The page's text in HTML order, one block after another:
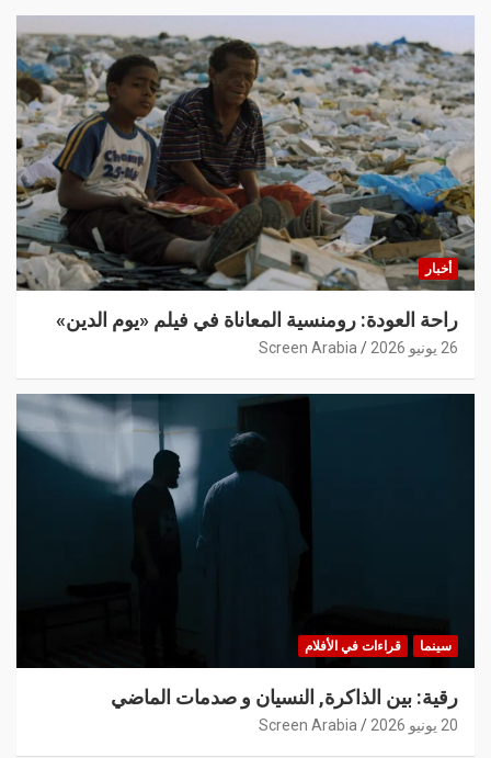
أخبار
راحة العودة: رومنسية المعاناة في فيلم «يوم الدين»
26 يونيو 2026 Screen Arabia
سينما قراءات في الأفلام
رقية: بين الذاكرة, النسيان و صدمات الماضي
20 يونيو 2026 Screen Arabia